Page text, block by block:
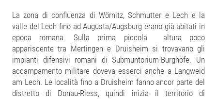
La zona di confluenza di Wörnitz, Schmutter e Lech e la
valle del Lech fino ad Augusta/Augsburg erano già abitati in
epoca romana. Sulla prima piccola altura poco
appariscente tra Mertingen e Druisheim si trovavano gli
impianti difensivi romani di Submuntorium-Burghöfe. Un
accampamento militare doveva esserci anche a Langweid
am Lech. Le località fino a Druisheim fanno ancor parte del
distretto di Donau-Riess, quindi inizia il territorio di